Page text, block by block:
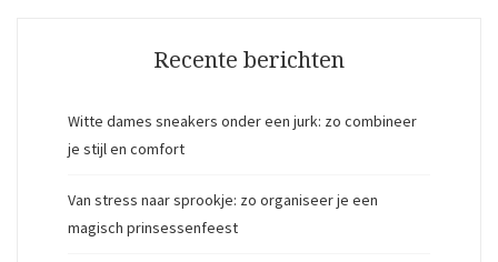
Recente berichten
Witte dames sneakers onder een jurk: zo combineer
je stijl en comfort
Van stress naar sprookje: zo organiseer je een
magisch prinsessenfeest